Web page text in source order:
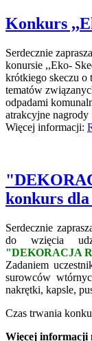
Konkurs
Serdecznie
konursie ,,Eko-
krótkiego skeczu o
tematów
odpadami
atrakcyjne
Więcej informacji:
konkurs
Serdecznie
do wzięcia
"DEKORACJA
Zadaniem
surowców
nakrętki, kapsle,
Czas trwania
Więcej informacji